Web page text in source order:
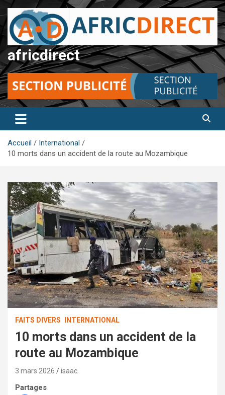
Aller
au
contenu
africdirect
Accueil
International
10 morts dans un accident de la route au Mozambique
FAITS DIVERS INTERNATIONAL
10 morts dans un accident de la
route au Mozambique
3 mars 2026 isaac
Partages